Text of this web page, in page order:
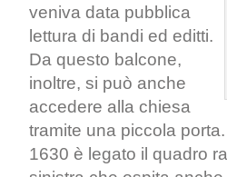
veniva data pubblica
lettura di bandi ed editti.
Da questo balcone,
inoltre, si può anche
accedere alla chiesa
tramite una piccola
1630 è legato il quadro